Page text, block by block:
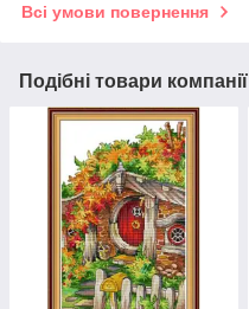
Всі умови повернення
Подібні товари компанії